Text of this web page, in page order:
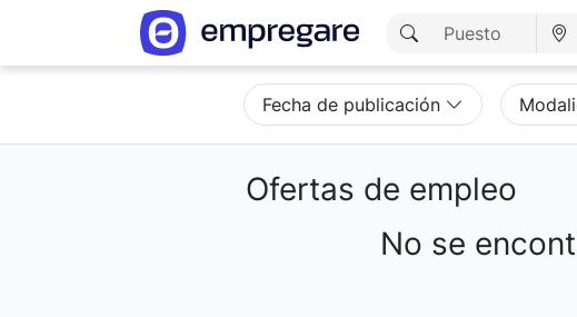
Fecha de publicación
Ofertas de empleo
Cargando resultados...
No se